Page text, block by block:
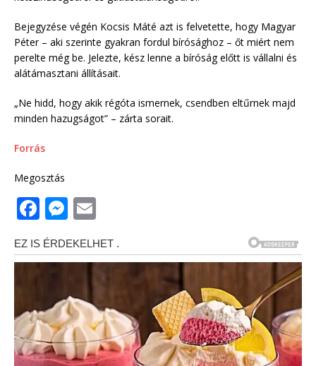
Bejegyzése végén Kocsis Máté azt is felvetette, hogy Magyar
Péter – aki szerinte gyakran fordul bírósághoz – őt miért nem
perelte még be. Jelezte, kész lenne a bíróság előtt is vállalni és
alátámasztani állításait.
„Ne hidd, hogy akik régóta ismernek, csendben eltűrnek majd
minden hazugságot” – zárta sorait.
Forrás
Megosztás
F
a
c
b
o
o
M
ss
n
g
e
ai